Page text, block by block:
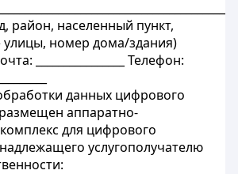
район, населенный пункт,
номер дома/здания)
________________ Телефон:
данных цифрового
аппаратно-
для цифрового
услугополучателю